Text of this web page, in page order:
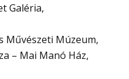
Galéria
Művészeti Múzeum
– Mai Manó Ház